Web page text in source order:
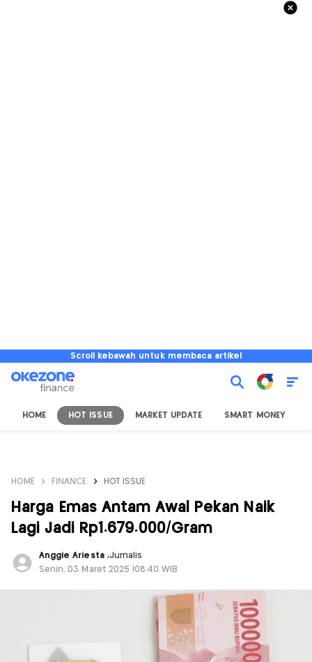
Scroll kebawah untuk membaca artikel
HOME HOT ISSUE MARKET UPDATE SMART MONEY
HOME FINANCE HOT ISSUE
Harga Emas Antam Awal Pekan Naik
Lagi Jadi Rp1.679.000/Gram
Anggie Ariesta ,Jurnalis
Senin, 03 Maret 2025 |08:40 WIB